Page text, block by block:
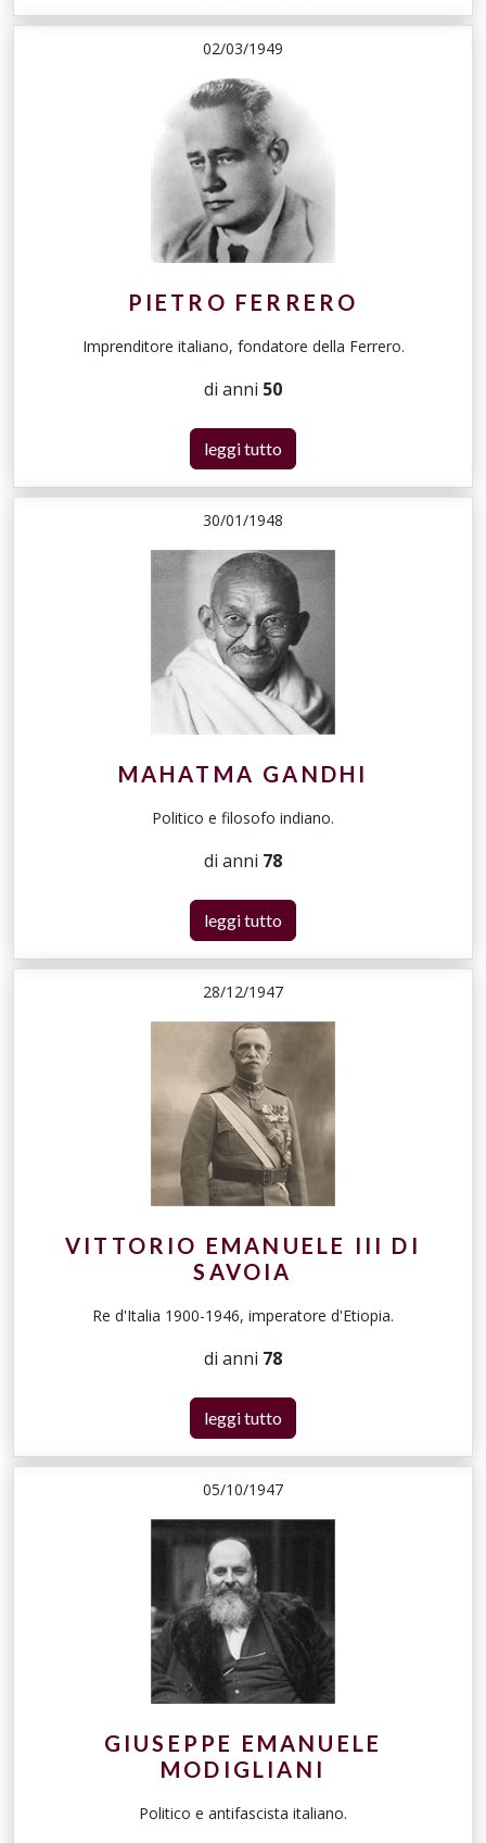
02/03/1949
PIETRO FERRERO
Imprenditore italiano, fondatore della Ferrero.
di anni 50
leggi tutto
30/01/1948
MAHATMA GANDHI
Politico e filosofo indiano.
di anni 78
leggi tutto
28/12/1947
VITTORIO EMANUELE III DI
SAVOIA
Re d'Italia 1900-1946, imperatore d'Etiopia.
di anni 78
leggi tutto
05/10/1947
GIUSEPPE EMANUELE
MODIGLIANI
Politico e antifascista italiano.